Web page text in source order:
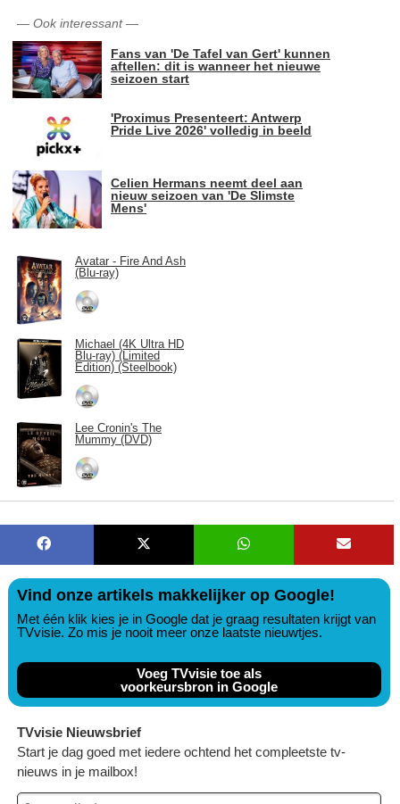
— Ook interessant—
Fans van 'De Tafel van Gert' kunnen
aftellen: dit is wanneer het nieuwe
seizoen start
'Proximus Presenteert: Antwerp
Pride Live 2026' volledig in beeld
Celien Hermans neemt deel aan
nieuw seizoen van 'De Slimste
Mens'
Avatar - Fire And Ash
(Blu-ray)
Michael (4K Ultra HD
Blu-ray) (Limited
Edition) (Steelbook)
Lee Cronin's The
Mummy (DVD)
Vind onze artikels makkelijker op Google!
Met één klik kies je in Google dat je graag resultaten krijgt van
TVvisie. Zo mis je nooit meer onze laatste nieuwtjes.
Voeg TVvisie toe als
voorkeursbron in Google
TVvisie Nieuwsbrief
Start je dag goed met iedere ochtend het compleetste tv-
nieuws in je mailbox!